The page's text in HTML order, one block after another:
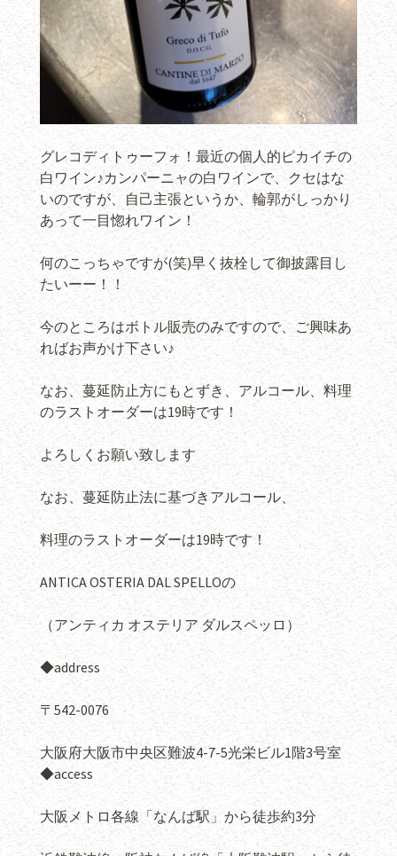
グレコディトゥーフォ！最近の個人的ピカイチの
白ワイン♪カンパーニャの白ワインで、クセはな
いのですが、自己主張というか、輪郭がしっかり
あって一目惚れワイン！
何のこっちゃですが(笑)早く抜栓して御披露目し
たいーー！！
今のところはボトル販売のみですので、ご興味あ
ればお声かけ下さい♪
なお、蔓延防止方にもとずき、アルコール、料理
のラストオーダーは19時です！
よろしくお願い致します
なお、蔓延防止法に基づきアルコール、
料理のラストオーダーは19時です！
ANTICA OSTERIA DAL SPELLOの
（アンティカ オステリア ダルスペッロ）
◆address
〒542-0076
大阪府大阪市中央区難波4-7-5光栄ビル1階3号室
◆access
大阪メトロ各線「なんば駅」から徒歩約3分